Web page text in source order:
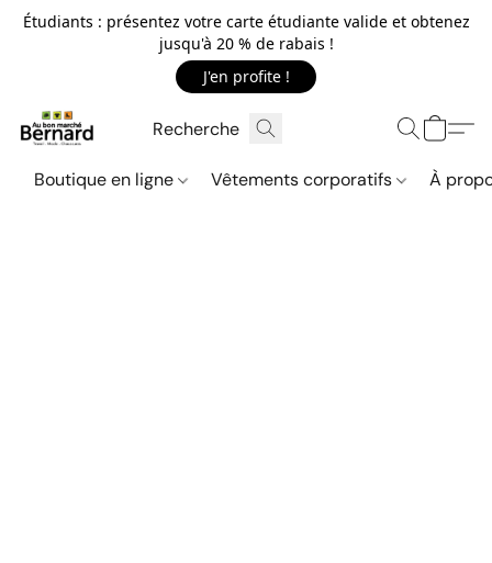
Étudiants : présentez votre carte étudiante valide et obtenez
jusqu'à 20 % de rabais !
J'en profite !
Boutique en ligne Vêtements corporatifs À